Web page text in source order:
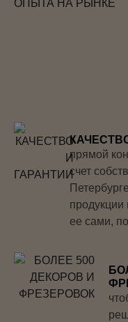
прямой
счет
продукции
ее сами,